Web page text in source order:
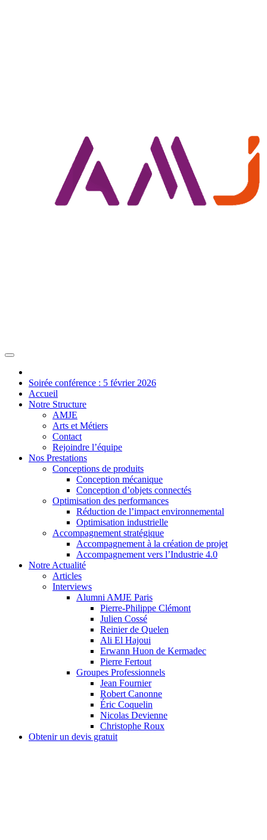
Soirée conférence : 5 février 2026
Accueil
Notre Structure
AMJE
Arts et Métiers
Contact
Rejoindre l’équipe
Nos Prestations
Conceptions de produits
Conception mécanique
Conception d’objets connectés
Optimisation des performances
Réduction de l’impact environnemental
Optimisation industrielle
Accompagnement stratégique
Accompagnement à la création de projet
Accompagnement vers l’Industrie 4.0
Notre Actualité
Articles
Interviews
Alumni AMJE Paris
Pierre-Philippe Clémont
Julien Cossé
Reinier de Quelen
Ali El Hajoui
Erwann Huon de Kermadec
Pierre Fertout
Groupes Professionnels
Jean Fournier
Robert Canonne
Éric Coquelin
Nicolas Devienne
Christophe Roux
Obtenir un devis gratuit